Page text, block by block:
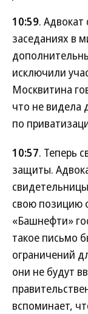
10:59.
заседаниях в
исключили
Москвитина
что не видела
по
10:57. Теперь
защиты.
свою позицию
«Башнефти»
такое письмо
ограничений
они не будут
вспоминает,